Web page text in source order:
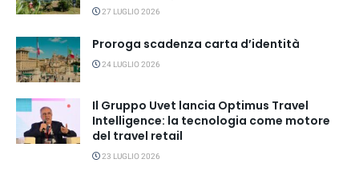
27 LUGLIO 2026
Proroga scadenza carta d’identità
24 LUGLIO 2026
Il Gruppo Uvet lancia Optimus Travel
Intelligence: la tecnologia come motore
del travel retail
23 LUGLIO 2026